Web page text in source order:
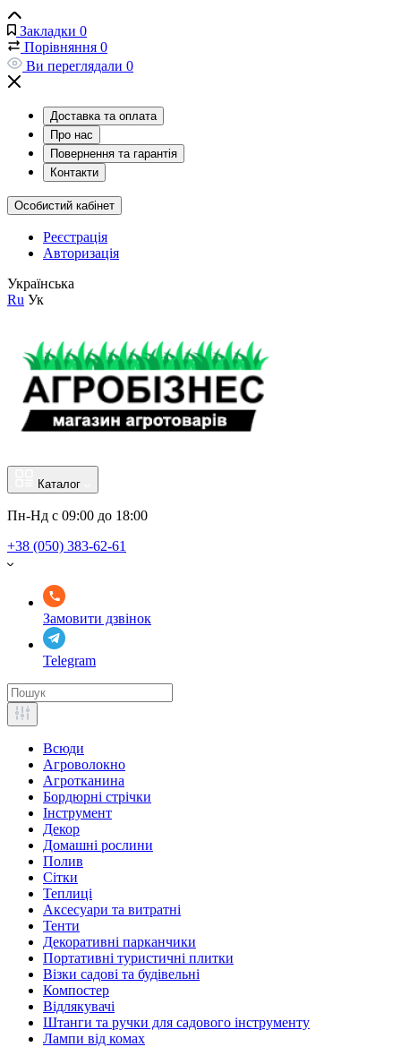
Закладки 0
Порівняння 0
Ви переглядали 0
Доставка та оплата
Про нас
Повернення та гарантія
Контакти
Особистий кабінет
Реєстрація
Авторизація
Українська
Ru Ук
Каталог
Пн-Нд с 09:00 до 18:00
+38 (050) 383-62-61
Замовити дзвінок
Telegram
Всюди
Агроволокно
Агротканина
Бордюрні стрічки
Інструмент
Декор
Домашні рослини
Полив
Сітки
Теплиці
Аксесуари та витратні
Тенти
Декоративні парканчики
Портативні туристичні плитки
Візки садові та будівельні
Компостер
Відлякувачі
Штанги та ручки для садового інструменту
Лампи від комах